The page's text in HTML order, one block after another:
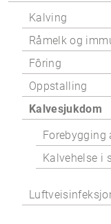
Kalving
Råmelk og
Fôring
Oppstalling
Kalvesjukdom
Forebygging
Kalvehelse i